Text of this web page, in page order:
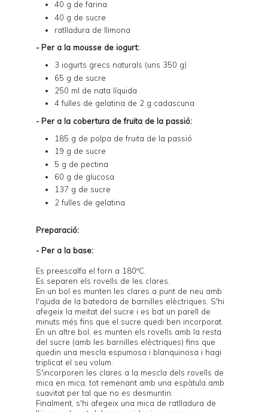
40 g de farina
40 g de sucre
ratlladura de llimona
- Per a la mousse de iogurt:
3 iogurts grecs naturals (uns 350 g)
65 g de sucre
250 ml de nata líquida
4 fulles de gelatina de 2 g cadascuna
- Per a la cobertura de fruita de la passió:
185 g de polpa de fruita de la passió
19 g de sucre
5 g de pectina
60 g de glucosa
137 g de sucre
2 fulles de gelatina
Preparació:
- Per a la base:
Es preescalfa el forn a 180ºC.
Es separen els rovells de les clares.
En un bol es munten les clares a punt de neu amb
l'ajuda de la batedora de barnilles elèctriques. S'hi
afegeix la meitat del sucre i es bat un parell de
minuts més fins que el sucre quedi ben incorporat.
En un altre bol, es munten els rovells amb la resta
del sucre (amb les barnilles elèctriques) fins que
quedin una mescla espumosa i blanquinosa i hagi
triplicat el seu volum.
S'incorporen les clares a la mescla dels rovells de
mica en mica, tot remenant amb una espàtula amb
suavitat per tal que no es desmuntin.
Finalment, s'hi afegeix una mica de ratlladura de